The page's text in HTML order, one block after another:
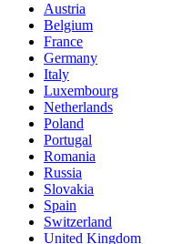
Austria
Belgium
France
Germany
Italy
Luxembourg
Netherlands
Poland
Portugal
Romania
Russia
Slovakia
Spain
Switzerland
United Kingdom